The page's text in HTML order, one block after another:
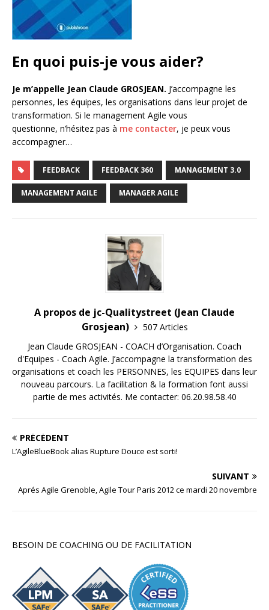
En quoi puis-je vous aider?
Je m’appelle Jean Claude GROSJEAN. J’accompagne les
personnes, les équipes, les organisations dans leur projet de
transformation. Si le management Agile vous
questionne, n’hésitez pas à me contacter, je peux vous
accompagner…
FEEDBACK FEEDBACK 360 MANAGEMENT 3.0
MANAGEMENT AGILE MANAGER AGILE
A propos de jc-Qualitystreet (Jean Claude
Grosjean)
507 Articles
Jean Claude GROSJEAN - COACH d’Organisation. Coach
d'Equipes - Coach Agile. J’accompagne la transformation des
organisations et coach les PERSONNES, les EQUIPES dans leur
nouveau parcours. La facilitation & la formation font aussi
partie de mes activités. Me contacter: 06.20.98.58.40
PRÉCÉDENT
L’AgileBlueBook alias Rupture Douce est sorti!
SUIVANT
Aprés Agile Grenoble, Agile Tour Paris 2012 ce mardi 20 novembre
BESOIN DE COACHING OU DE FACILITATION